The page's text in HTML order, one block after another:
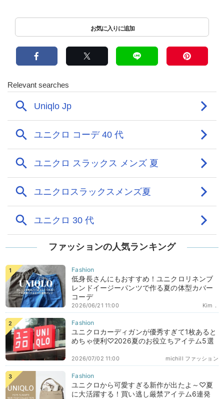
ファッションの人気ランキング
低身長さんにもおすすめ！ユニクロリネンブ
レンドイージーパンツで作る夏の体型カバー
コーデ
Kim．
2026/06/21 11:00
ユニクロカーディガンが優秀すぎて1枚あると
めちゃ便利♡2026夏のお役立ちアイテム5選
michill ファッション
2026/07/02 11:00
ユニクロから可愛すぎる新作が出たよ～♡夏
に大活躍する！買い逃し厳禁アイテム6連発